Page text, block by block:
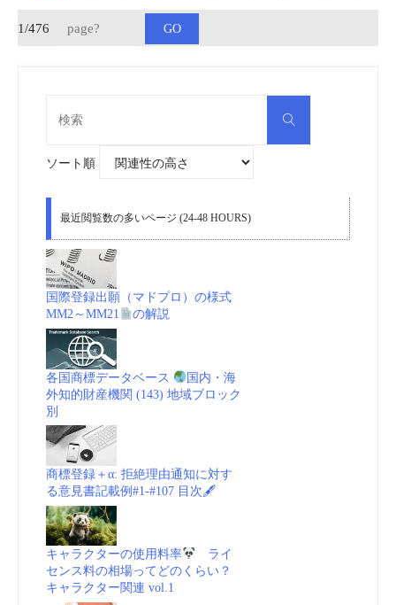
Tiffany
trademark
against
sanitary
brand
alleged
name
1/476
検
ソート順
最近閲覧数の多いページ (24-48 HOURS)
国際登録出願（マドプロ）の様式
MM2～MM21
の解説
各国商標データベース
国内・海
外知的財産機関 (143) 地域ブロック
別
商標登録＋α: 拒絶理由通知に対す
る意見書記載例#1-#107 目次🖋
キャラクターの使用料率
ライ
センス料の相場ってどのくらい？
キャラクター関連 vol.1